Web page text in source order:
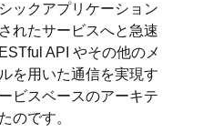
ックアプリケーション
れたサービスへと急速
API やその他のメ
を用いた通信を実現す
ビスベースのアーキテ
のです。